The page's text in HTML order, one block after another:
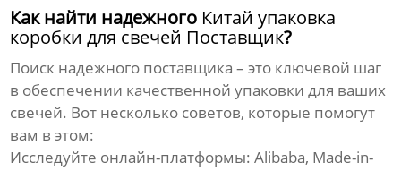
Как найти надежного Китай упаковка
коробки для свечей Поставщик?
Поиск надежного поставщика – это ключевой шаг
в обеспечении качественной упаковки для ваших
свечей. Вот несколько советов, которые помогут
вам в этом:
Исследуйте онлайн-платформы: Alibaba, Made-in-